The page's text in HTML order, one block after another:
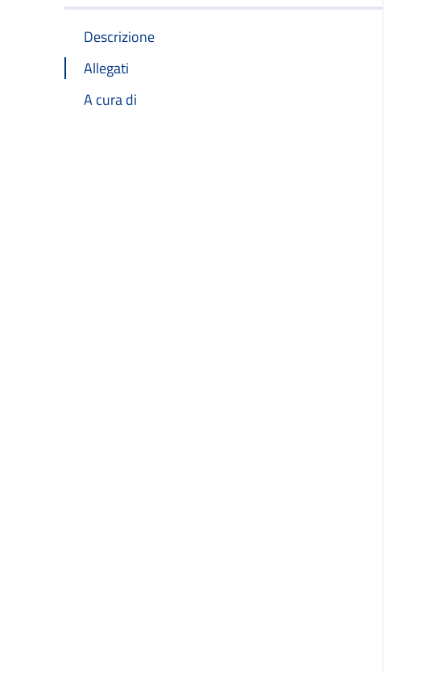
Descrizione
Allegati
A cura di